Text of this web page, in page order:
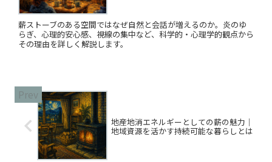
薪ストーブのある空間ではなぜ自然と会話が増えるのか。炎のゆ
らぎ、心理的安心感、視線の集中など、科学的・心理学的観点から
その理由を詳しく解説します。
地産地消エネルギーとしての薪の魅力｜
地域資源を活かす持続可能な暮らしとは